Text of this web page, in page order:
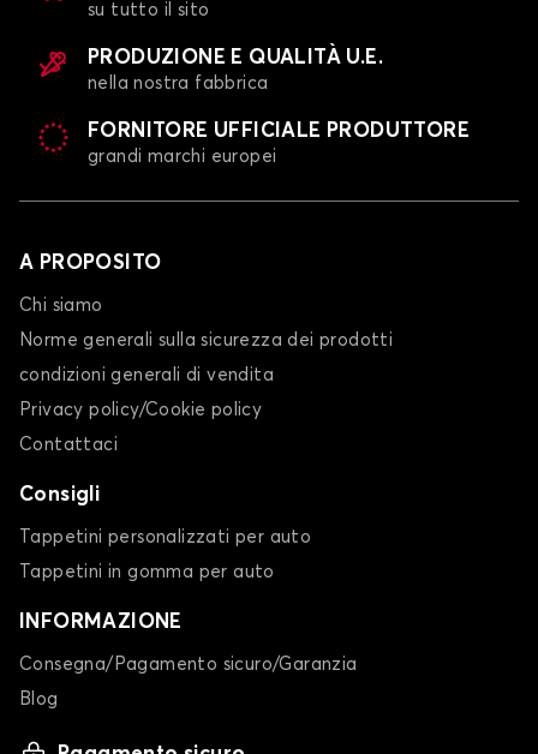
su tutto il sito
PRODUZIONE E QUALITÀ U.E.
nella nostra fabbrica
FORNITORE UFFICIALE PRODUTTORE
grandi marchi europei
A PROPOSITO
Chi siamo
Norme generali sulla sicurezza dei prodotti
condizioni generali di vendita
Privacy policy/Cookie policy
Contattaci
Consigli
Tappetini personalizzati per auto
Tappetini in gomma per auto
INFORMAZIONE
Consegna/Pagamento sicuro/Garanzia
Blog